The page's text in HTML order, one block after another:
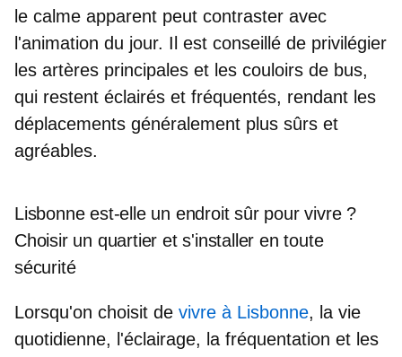
le calme apparent peut contraster avec
l'animation du jour. Il est conseillé de privilégier
les artères principales et les couloirs de bus,
qui restent éclairés et fréquentés, rendant les
déplacements généralement plus sûrs et
agréables.
Lisbonne est-elle un endroit sûr pour vivre ?
Choisir un quartier et s'installer en toute
sécurité
Lorsqu'on choisit de vivre à Lisbonne, la vie
quotidienne, l'éclairage, la fréquentation et les